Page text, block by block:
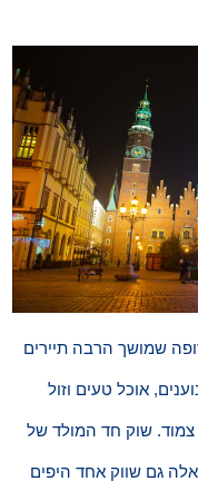
שמושך הרבה תיירים
אוכל טעים וזול
שוק חד המולד של
אלה גם שווק אחד היפים